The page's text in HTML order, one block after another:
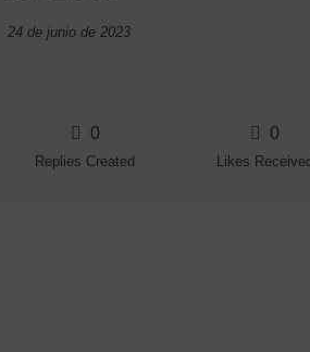
24 de junio de 2023
0
Replies Created
0
Likes Received